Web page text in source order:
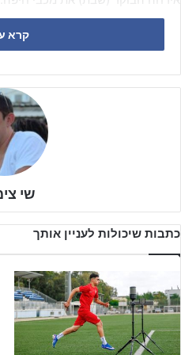
האדומים, מחזיקי הגביע מאשתקד,
קרא
שי
כתבות שיכולות לעניין אותך